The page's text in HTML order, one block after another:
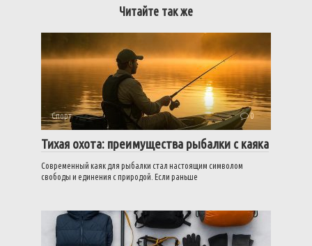
Читайте так же
Спорт 0
Тихая охота: преимущества рыбалки с каяка
Современный каяк для рыбалки стал настоящим символом
свободы и единения с природой. Если раньше